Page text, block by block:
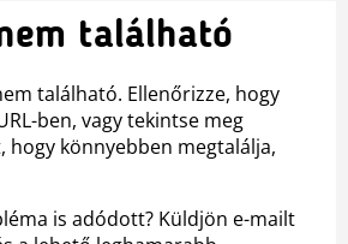
található
található. Ellenőrizze, hogy
ben, vagy tekintse meg
hogy könnyebben megtalálja,
is adódott? Küldjön e-mailt